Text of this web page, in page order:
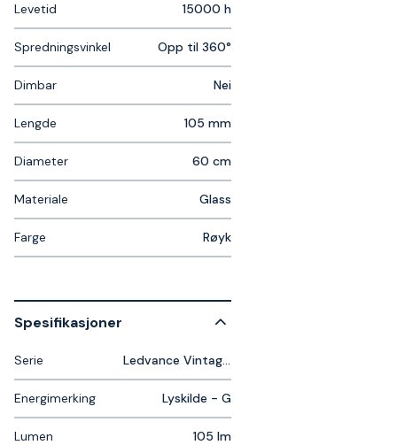
Levetid 15000 h
Spredningsvinkel Opp til 360°
Dimbar Nei
Lengde 105 mm
Diameter 60 cm
Materiale Glass
Farge Røyk
Spesifikasjoner
Serie Ledvance Vintage Edition 1906
Energimerking Lyskilde - G
Lumen 105 lm